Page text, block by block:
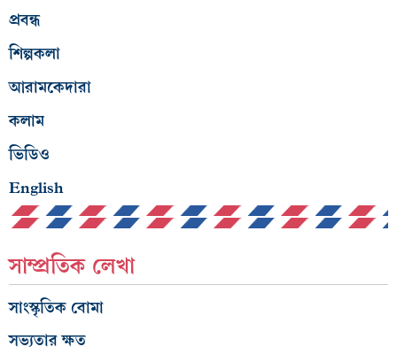
প্রবন্ধ
শিল্পকলা
আরামকেদারা
কলাম
ভিডিও
English
সাম্প্রতিক লেখা
সাংস্কৃতিক বোমা
সভ্যতার ক্ষত